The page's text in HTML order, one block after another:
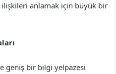
ilişkileri anlamak için büyük bir
geniş bir bilgi yelpazesi